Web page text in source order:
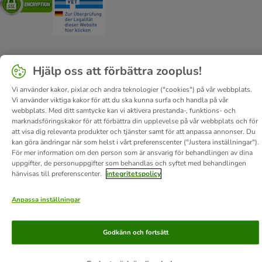
Om oss Karriär Corporate Website
Om företaget
Villkor
DSA Ångra avtalet här Betalningssätt
Leverans
Dataskydd
Tillgänglighetspolicy
© zooplus SE 2026
Hjälp oss att förbättra zooplus!
Vi använder kakor, pixlar och andra teknologier ("cookies") på vår webbplats.
Vi använder viktiga kakor för att du ska kunna surfa och handla på vår
webbplats. Med ditt samtycke kan vi aktivera prestanda-, funktions- och
marknadsföringskakor för att förbättra din upplevelse på vår webbplats och för
att visa dig relevanta produkter och tjänster samt för att anpassa annonser. Du
kan göra ändringar när som helst i vårt preferenscenter ("Justera inställningar").
För mer information om den person som är ansvarig för behandlingen av dina
uppgifter, de personuppgifter som behandlas och syftet med behandlingen
hänvisas till preferenscenter. integritetspolicy
Anpassa inställningar
Godkänn och fortsätt